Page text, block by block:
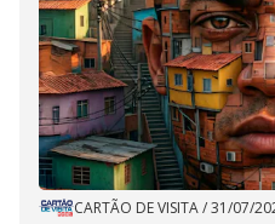
CARTÃO DE VISITA/31/07/